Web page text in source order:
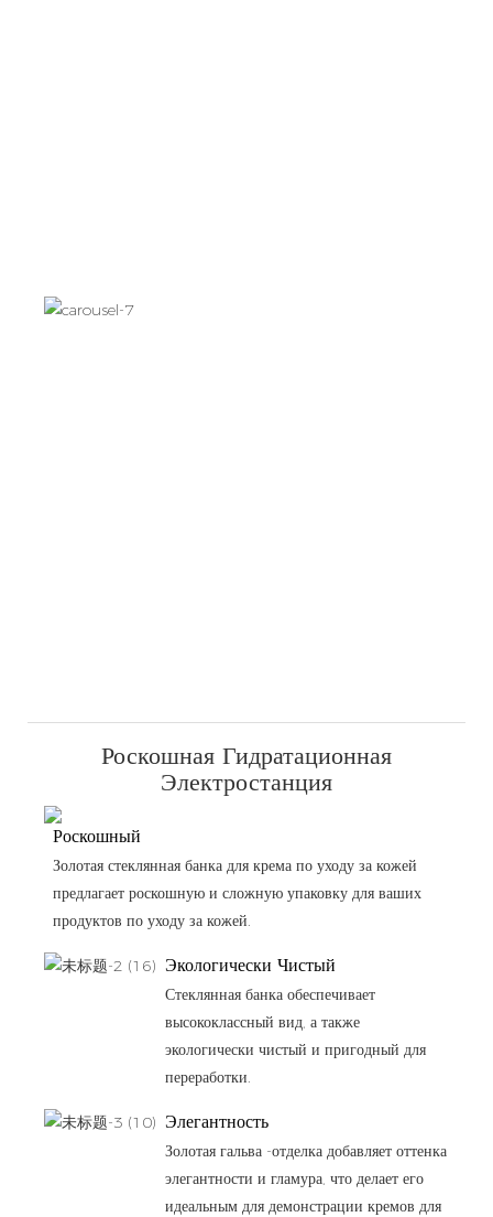
Роскошная Гидратационная
Электростанция
Роскошный
Золотая стеклянная банка для крема по уходу за кожей
предлагает роскошную и сложную упаковку для ваших
продуктов по уходу за кожей.
Экологически Чистый
Стеклянная банка обеспечивает
высококлассный вид, а также
экологически чистый и пригодный для
переработки.
Элегантность
Золотая гальва -отделка добавляет оттенка
элегантности и гламура, что делает его
идеальным для демонстрации кремов для